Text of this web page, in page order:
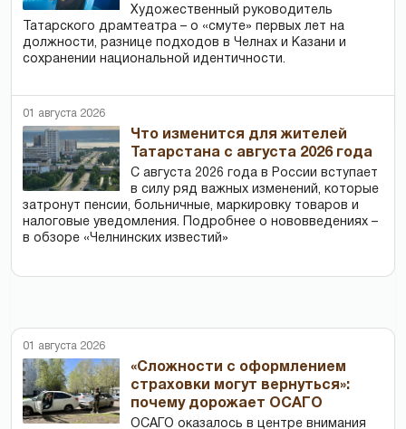
Художественный руководитель
Татарского драмтеатра – о «смуте» первых лет на
должности, разнице подходов в Челнах и Казани и
сохранении национальной идентичности.
01 августа 2026
Что изменится для жителей
Татарстана с августа 2026 года
С августа 2026 года в России вступает
в силу ряд важных изменений, которые
затронут пенсии, больничные, маркировку товаров и
налоговые уведомления. Подробнее о нововведениях –
в обзоре «Челнинских известий»
01 августа 2026
«Сложности с оформлением
страховки могут вернуться»:
почему дорожает ОСАГО
ОСАГО оказалось в центре внимания